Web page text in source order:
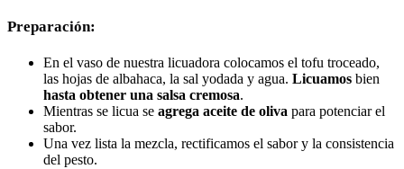
Preparación:
En el vaso de nuestra licuadora colocamos el tofu troceado,
las hojas de albahaca, la sal yodada y agua. Licuamos bien
hasta obtener una salsa cremosa.
Mientras se licua se agrega aceite de oliva para potenciar el
sabor.
Una vez lista la mezcla, rectificamos el sabor y la consistencia
del pesto.